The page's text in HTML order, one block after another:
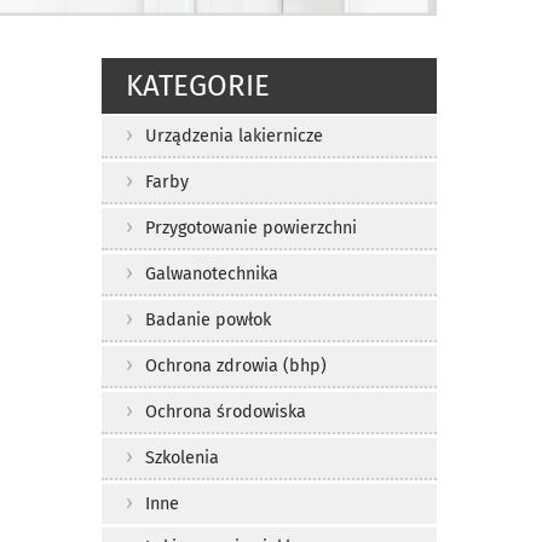
KATEGORIE
Urządzenia lakiernicze
Farby
Przygotowanie powierzchni
Galwanotechnika
Badanie powłok
Ochrona zdrowia (bhp)
Ochrona środowiska
Szkolenia
Inne